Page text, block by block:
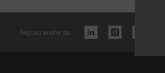
Seguici anche su